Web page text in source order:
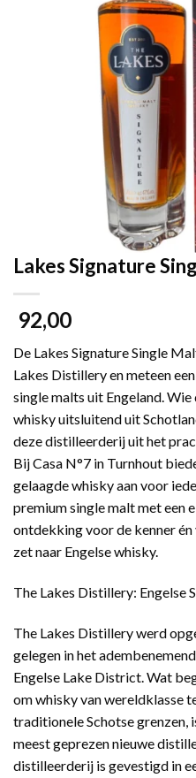
Lakes Signature
92,00
De Lakes Signature Single
Lakes Distillery en meteen
single malts uit Engeland.
whisky uitsluitend uit
deze distilleerderij uit het
Bij Casa N°7 in Turnhout
gelaagde whisky aan voor
premium single malt met een
ontdekking voor de kenner
zet naar Engelse whisky.
The Lakes Distillery:
The Lakes Distillery werd
gelegen in het
Engelse Lake District. Wat
om whisky van wereldklasse
traditionele Schotse grenzen,
meest geprezen nieuwe
distilleerderij is gevestigd in